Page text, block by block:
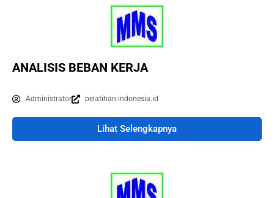
ANALISIS BEBAN KERJA
Administrator pelatihan-indonesia.id
Lihat Selengkapnya